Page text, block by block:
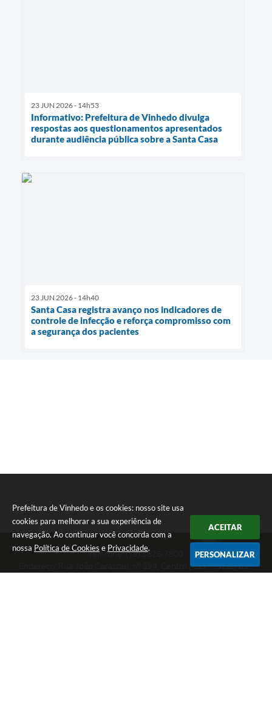
Prefeitura de Vinhedo e os cookies: nosso site usa
cookies para melhorar a sua experiência de
navegação. Ao continuar você concorda com a
nossa Política de Cookies e Privacidade.
ACEITAR
PERSONALIZAR
23 JUN 2026 - 14h53
Informativo: Prefeitura de Vinhedo divulga
respostas aos questionamentos apresentados
durante audiência pública sobre a Santa Casa
23 JUN 2026 - 14h40
Santa Casa registra avanço nos indicadores de
controle de infecção e reforça compromisso com
a segurança dos pacientes
Telefone: (19) 3826-7800
Endereço: Rua João Corazzari, nº 394, Centro | CEP: 13280-091